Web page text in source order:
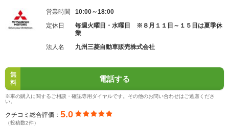
営業時間
10:00～18:00
定休日
毎週火曜日・水曜日 ※８月１１日～１５日は夏季休
業
法人名
九州三菱自動車販売株式会社
無
料
電話する
※車の購入に関するご相談・確認専用ダイヤルです。その他のお問い合わせはご遠慮くださ
い。
クチコミ総合評価： 5.0
（投稿数2件）